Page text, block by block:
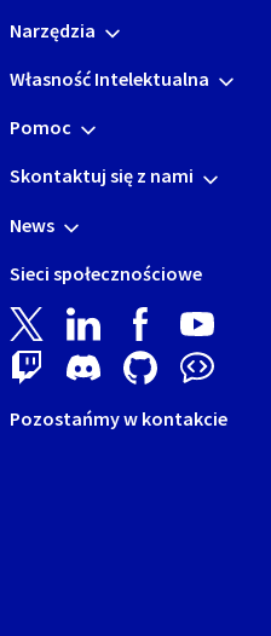
Narzędzia
Własność Intelektualna
Pomoc
Skontaktuj się z nami
News
Sieci społecznościowe
Pozostańmy w kontakcie